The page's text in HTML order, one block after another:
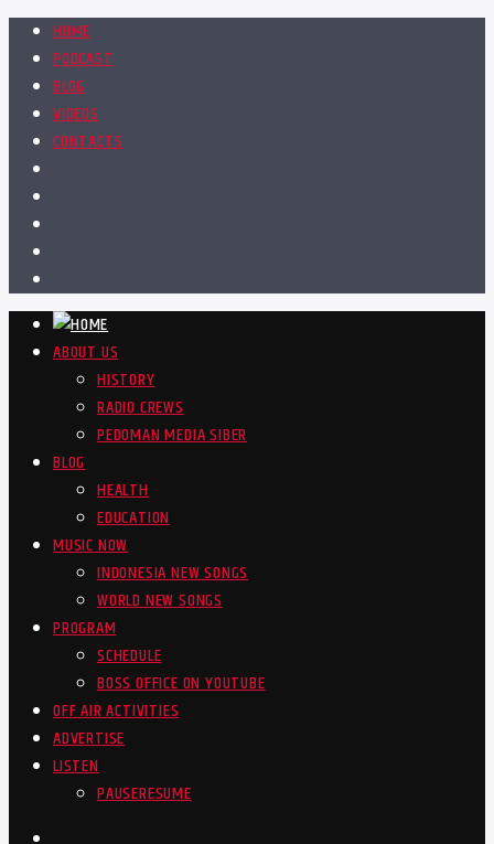
HOME
PODCAST
BLOG
VIDEOS
CONTACTS
ABOUT US
HISTORY
RADIO CREWS
PEDOMAN MEDIA SIBER
BLOG
HEALTH
EDUCATION
MUSIC NOW
INDONESIA NEW SONGS
WORLD NEW SONGS
PROGRAM
SCHEDULE
BOSS OFFICE ON YOUTUBE
OFF AIR ACTIVITIES
ADVERTISE
LISTEN
PAUSERESUME